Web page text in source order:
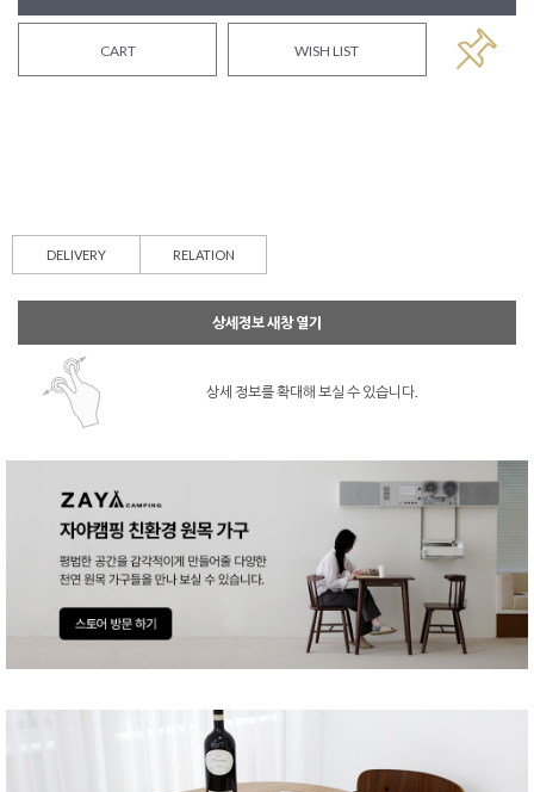
CART WISH LIST
DELIVERY RELATION
상세정보 새창 열기
상세 정보를 확대해 보실 수 있습니다.